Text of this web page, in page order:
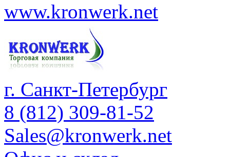
www.kronwerk.net
г. Санкт-Петербург
8 (812) 309-81-52
Sales@kronwerk.net